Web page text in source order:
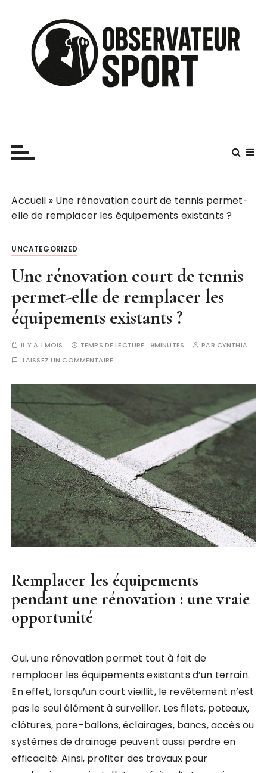
Accueil » Une rénovation court de tennis permet-
elle de remplacer les équipements existants ?
UNCATEGORIZED
Une rénovation court de tennis
permet-elle de remplacer les
équipements existants ?
IL Y A 1 MOIS TEMPS DE LECTURE : 9MINUTES PAR CYNTHIA
LAISSEZ UN COMMENTAIRE
Remplacer les équipements
pendant une rénovation : une vraie
opportunité
Oui, une rénovation permet tout à fait de
remplacer les équipements existants d’un terrain.
En effet, lorsqu’un court vieillit, le revêtement n’est
pas le seul élément à surveiller. Les filets, poteaux,
clôtures, pare-ballons, éclairages, bancs, accès ou
systèmes de drainage peuvent aussi perdre en
efficacité. Ainsi, profiter des travaux pour